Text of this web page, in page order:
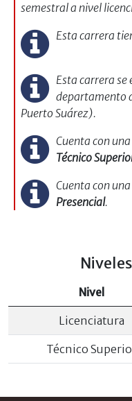
semestral a nivel
Esta carrera
Esta carrera se
departamento
Puerto Suárez).
Cuenta con
Técnico
Cuenta con
Presencial.
Nivel
Licenciatura
Técnico